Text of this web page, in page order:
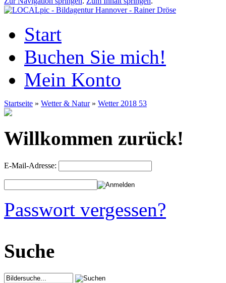
Start
Buchen Sie mich!
Mein Konto
Startseite » Wetter & Natur» Wetter 2018 53
Willkommen zurück!
E-Mail-Adresse:
Passwort vergessen?
Suche